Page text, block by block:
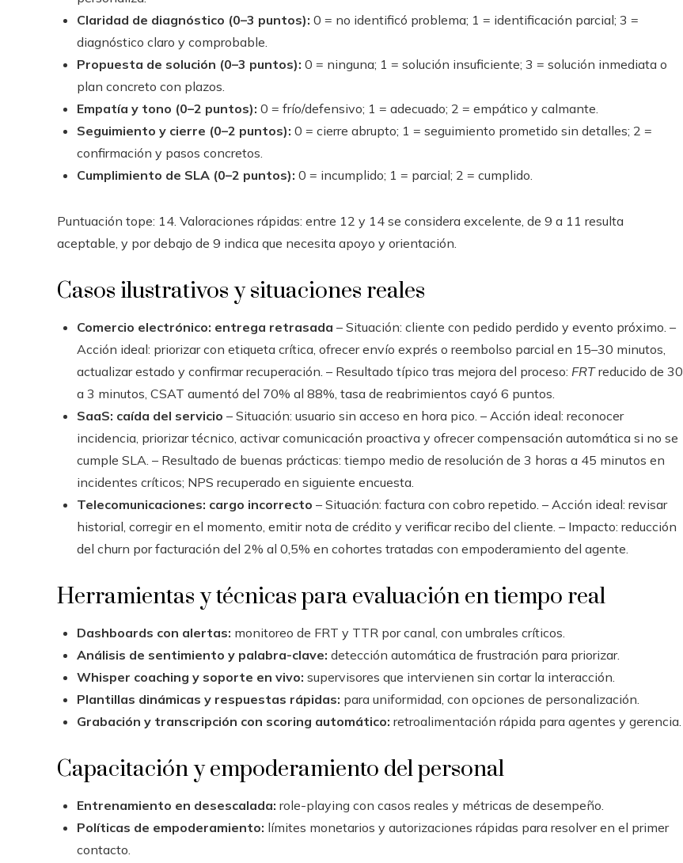
Claridad de diagnóstico (0–3 puntos): 0 = no identificó problema; 1 = identificación parcial; 3 =
diagnóstico claro y comprobable.
Propuesta de solución (0–3 puntos): 0 = ninguna; 1 = solución insuficiente; 3 = solución inmediata o
plan concreto con plazos.
Empatía y tono (0–2 puntos): 0 = frío/defensivo; 1 = adecuado; 2 = empático y calmante.
Seguimiento y cierre (0–2 puntos): 0 = cierre abrupto; 1 = seguimiento prometido sin detalles; 2 =
confirmación y pasos concretos.
Cumplimiento de SLA (0–2 puntos): 0 = incumplido; 1 = parcial; 2 = cumplido.
Puntuación tope: 14. Valoraciones rápidas: entre 12 y 14 se considera excelente, de 9 a 11 resulta
aceptable, y por debajo de 9 indica que necesita apoyo y orientación.
Casos ilustrativos y situaciones reales
Comercio electrónico: entrega retrasada – Situación: cliente con pedido perdido y evento próximo. –
Acción ideal: priorizar con etiqueta crítica, ofrecer envío exprés o reembolso parcial en 15–30 minutos,
actualizar estado y confirmar recuperación. – Resultado típico tras mejora del proceso: FRTreducido de 30
a 3 minutos, CSAT aumentó del 70% al 88%, tasa de reabrimientos cayó 6 puntos.
SaaS: caída del servicio – Situación: usuario sin acceso en hora pico. – Acción ideal: reconocer
incidencia, priorizar técnico, activar comunicación proactiva y ofrecer compensación automática si no se
cumple SLA. – Resultado de buenas prácticas: tiempo medio de resolución de 3 horas a 45 minutos en
incidentes críticos; NPS recuperado en siguiente encuesta.
Telecomunicaciones: cargo incorrecto – Situación: factura con cobro repetido. – Acción ideal: revisar
historial, corregir en el momento, emitir nota de crédito y verificar recibo del cliente. – Impacto: reducción
del churn por facturación del 2% al 0,5% en cohortes tratadas con empoderamiento del agente.
Herramientas y técnicas para evaluación en tiempo real
Dashboards con alertas: monitoreo de FRT y TTR por canal, con umbrales críticos.
Análisis de sentimiento y palabra-clave: detección automática de frustración para priorizar.
Whisper coaching y soporte en vivo: supervisores que intervienen sin cortar la interacción.
Plantillas dinámicas y respuestas rápidas: para uniformidad, con opciones de personalización.
Grabación y transcripción con scoring automático: retroalimentación rápida para agentes y gerencia.
Capacitación y empoderamiento del personal
Entrenamiento en desescalada: role-playing con casos reales y métricas de desempeño.
Políticas de empoderamiento: límites monetarios y autorizaciones rápidas para resolver en el primer
contacto.